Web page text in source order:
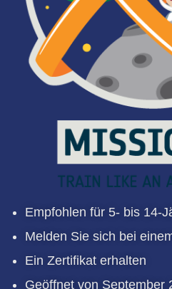
Empfohlen für 5- bis 14-
Melden Sie sich bei
Ein Zertifikat erhalten
Geöffnet von September